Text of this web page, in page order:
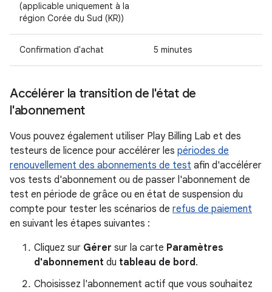
(applicable uniquement à la
région Corée du Sud (KR))
Confirmation d'achat 5 minutes
Accélérer la transition de l'état de
l'abonnement
Vous pouvez également utiliser Play Billing Lab et des
testeurs de licence pour accélérer les périodes de
renouvellement des abonnements de test afin d'accélérer
vos tests d'abonnement ou de passer l'abonnement de
test en période de grâce ou en état de suspension du
compte pour tester les scénarios de refus de paiement
en suivant les étapes suivantes :
Cliquez sur Gérer sur la carte Paramètres
d'abonnement du tableau de bord.
Choisissez l'abonnement actif que vous souhaitez